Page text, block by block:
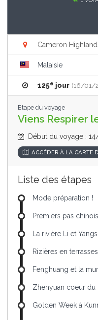
Cameron
Malaisie
125e jour (16/01/
Étape du voyage
Viens Respirer
Début du voyage :
ACCÉDER À LA CARTE
Liste des étapes
Mode préparation !
Premiers pas
La rivière Li et
Rizières en
Fenghuang et la
Zhenyuan coeur du
Golden Week à